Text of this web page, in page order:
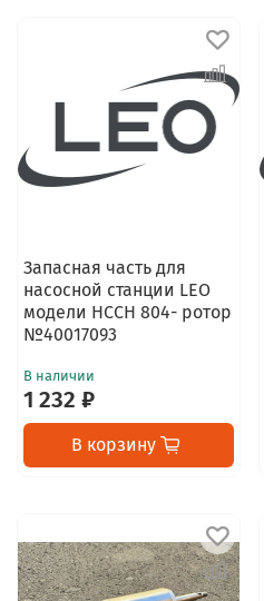
Запасная часть для
насосной станции LEO
модели НССН 804- ротор
№40017093
В наличии
1 232 ₽
В корзину